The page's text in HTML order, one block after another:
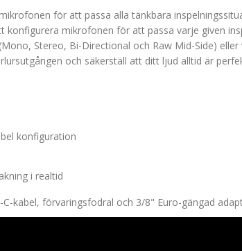
för att passa alla tänkbara
mikrofonen för att passa varje given
Stereo, Bi-Directional och Raw Mid-Side)
och säkerställ att ditt ljud alltid är
konfiguration
i realtid
kabel, förvaringsfodral och 3/8" Euro-gängad